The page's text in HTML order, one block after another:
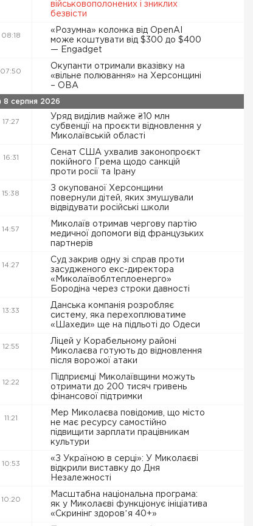
військовополонених і зниклих
безвісти
08:18
«Розумна» колонка від OpenAI
може коштувати від $300 до $400
— Engadget
07:50
Окупанти отримали вказівку на
«вільне полювання» на Херсонщині
– ОВА
8 серпня 2026
17:27
Уряд виділив майже ₴10 млн
субвенції на проєкти відновлення у
Миколаївській області
16:31
Сенат США ухвалив законопроєкт
покійного Грема щодо санкцій
проти росії та Ірану
15:38
З окупованої Херсонщини
повернули дітей, яких змушували
відвідувати російські школи
14:57
Миколаїв отримав чергову партію
медичної допомоги від французьких
партнерів
14:27
Суд закрив одну зі справ проти
засудженого екс-директора
«Миколаївоблтеплоенерго»
Бородіна через строки давності
13:33
Данська компанія розробляє
систему, яка перехоплюватиме
«Шахеди» ще на підльоті до Одеси
12:55
Ліцей у Корабельному районі
Миколаєва готують до відновлення
після ворожої атаки
12:22
Підприємці Миколаївщини можуть
отримати до 200 тисяч гривень
фінансової підтримки
11:21
Мер Миколаєва повідомив, що місто
не має ресурсу самостійно
підвищити зарплати працівникам
культури
10:53
«З Україною в серці»: У Миколаєві
відкрили виставку до Дня
Незалежності
10:20
Масштабна національна програма:
як у Миколаєві функціонує ініціатива
«Скринінг здоровʼя 40+»